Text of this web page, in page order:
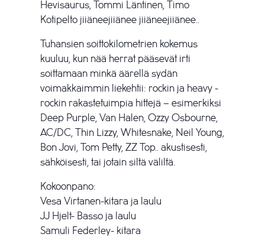
Hevisaurus, Tommi Läntinen, Timo
Kotipelto jiiäneejiiänee jiiäneejiiänee..
Tuhansien soittokilometrien kokemus
kuuluu, kun nää herrat pääsevät irti
soittamaan minkä äärellä sydän
voimakkaimmin liekehtii: rockin ja heavy -
rockin rakastetuimpia hittejä – esimerkiksi
Deep Purple, Van Halen, Ozzy Osbourne,
AC/DC, Thin Lizzy, Whitesnake, Neil Young,
Bon Jovi, Tom Petty, ZZ Top.. akustisesti,
sähköisesti, tai jotain siltä väliltä.
Kokoonpano:
Vesa Virtanen-kitara ja laulu
JJ Hjelt- Basso ja laulu
Samuli Federley- kitara